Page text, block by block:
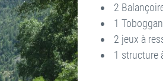
2
1 Toboggan
2 jeux à
1 structure